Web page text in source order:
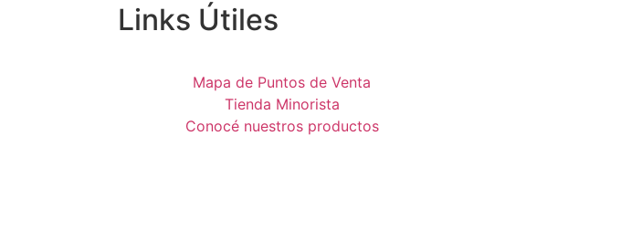
Links Útiles
Mapa de Puntos de Venta
Tienda Minorista
Conocé nuestros productos